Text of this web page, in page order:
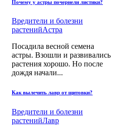
Почему у астры почернели листики?
Вредители и болезни
растенийАстра
Посадила весной семена
астры. Взошли и развивались
растения хорошо. Но после
дождя начали...
Как вылечить лавр от щитовки?
Вредители и болезни
растенийЛавр